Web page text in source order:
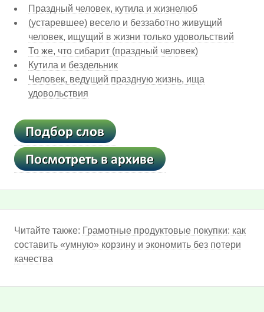
Праздный человек, кутила и жизнелюб
(устаревшее) весело и беззаботно живущий
человек, ищущий в жизни только удовольствий
То же, что сибарит (праздный человек)
Кутила и бездельник
Человек, ведущий праздную жизнь, ища
удовольствия
Читайте также: Грамотные продуктовые покупки: как
составить «умную» корзину и экономить без потери
качества